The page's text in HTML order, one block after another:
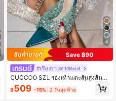
4
Save ฿90
#เรื่องราวทางทะเล
CUCCOO SZL รองเท้าแตะส้นสูงส้นฝัง
คริสตัลส้นเล็กปลายแหลมแฟชั่นผู้หญิง
พร้อมกริตเตอร์สีดำ สำหรับ คริสต์มาส ฤ
฿509 -15% 2 วันสุดท้าย